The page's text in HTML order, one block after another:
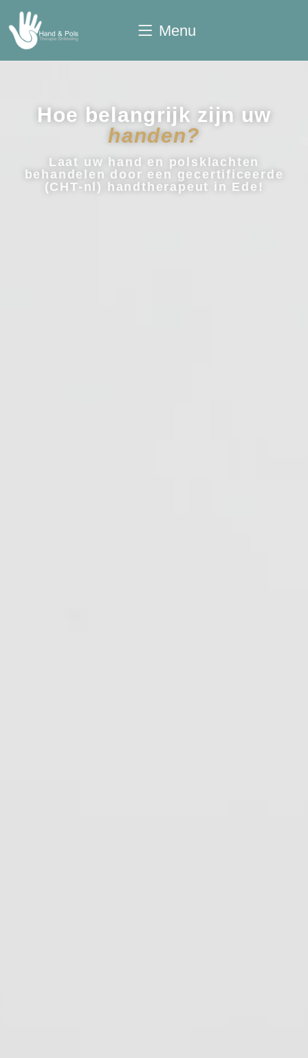
Menu
Hoe belangrijk zijn uw
handen?
Laat uw hand en polsklachten
behandelen door een gecertificeerde
(CHT-nl) handtherapeut in Ede!